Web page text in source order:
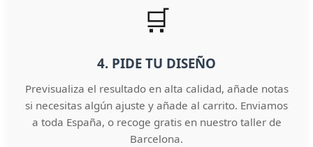
🛒
4. PIDE TU DISEÑO
Previsualiza el resultado en alta calidad, añade notas
si necesitas algún ajuste y añade al carrito. Enviamos
a toda España, o recoge gratis en nuestro taller de
Barcelona.